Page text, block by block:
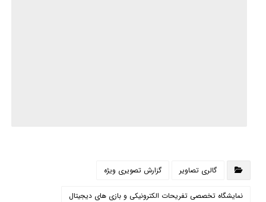
گالری تصاویر گزارش تصویری ویژه
نمایشگاه تخصصی تفریحات الکترونیکی و بازی های دیجیتال